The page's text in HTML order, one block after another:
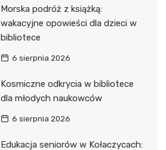
Morska podróż z książką:
wakacyjne opowieści dla dzieci w
bibliotece
6 sierpnia 2026
Kosmiczne odkrycia w bibliotece
dla młodych naukowców
6 sierpnia 2026
Edukacja seniorów w Kołaczycach: